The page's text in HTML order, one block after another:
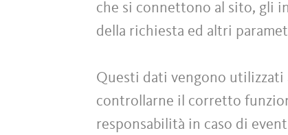
che si connettono al sito, gli
della richiesta ed altri
Questi dati vengono utilizzati
controllarne il corretto
responsabilità in caso di